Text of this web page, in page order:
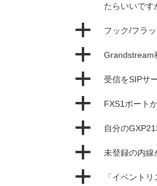
たらいいです
a フック/フラ
a Grandstream
a 受信をSIPサ
a FXS1ポート
a 自分の
a 未登録の内線
a 「イベント